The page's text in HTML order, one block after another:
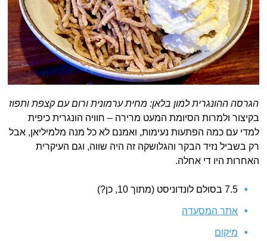
הגרסה ההונגרית למון בלאן: מחית ערמונית ורום עם קצפת ותפוז
בקיצור ולמרות הסיומת המעט מרירה – חוויה הונגרית כיפית
למדי עם כמה הפתעות נעימות, ואמנם לא כל מנה מלמיליאן, אבל
רק בשביל נזיד הבקר והגלושקה זה היה שווה, וגם העיקרית
האחרות היו די אחלה.
7.5 בסולם לונדוניסט (מתוך 10, כן?)
אתר המסעדה
מיקום